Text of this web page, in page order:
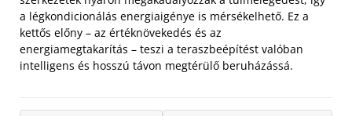
a légkondicionálás energiaigénye is mérsékelhető. Ez a
kettős előny – az értéknövekedés és az
energiamegtakarítás – teszi a teraszbeépítést valóban
intelligens és hosszú távon megtérülő beruházássá.